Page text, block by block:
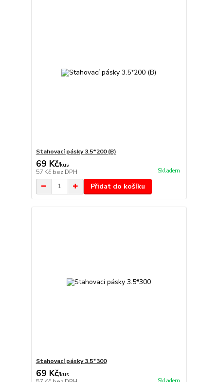
Stahovací pásky 3.5*200 (B)
69 Kč/kus
57 Kč bez DPH Skladem
Přidat do košíku
Stahovací pásky 3.5*300
69 Kč/kus